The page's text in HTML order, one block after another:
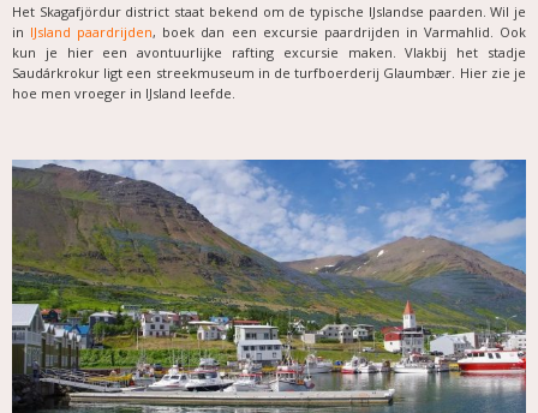
Het Skagafjördur district staat bekend om de typische IJslandse paarden. Wil je
in IJsland paardrijden, boek dan een excursie paardrijden in Varmahlid. Ook
kun je hier een avontuurlijke rafting excursie maken. Vlakbij het stadje
Saudárkrokur ligt een streekmuseum in de turfboerderij Glaumbær. Hier zie je
hoe men vroeger in IJsland leefde.